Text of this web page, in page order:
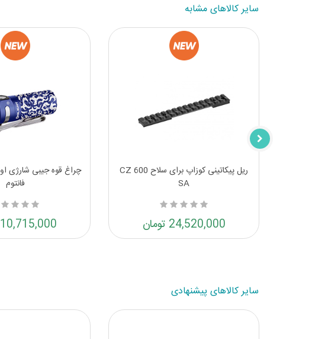
سایر کالاهای مشابه
فانتوم
10,715,000 تومان
ریل پیکاتینی کوزاپ برای سلاح CZ 600
SA
24,520,000 تومان
سایر کالاهای پیشنهادی